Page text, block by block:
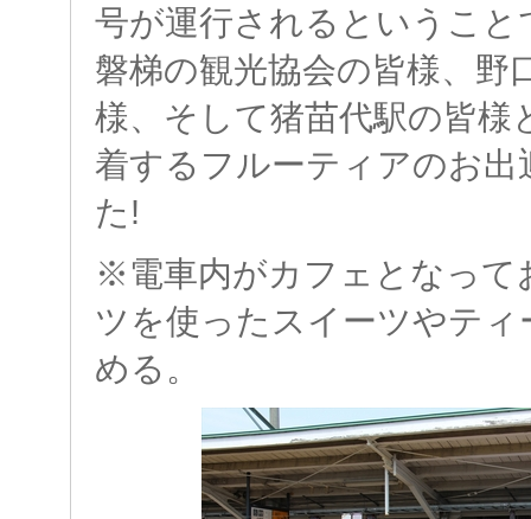
号が運行されるということ
磐梯の観光協会の皆様、野
様、そして猪苗代駅の皆様
着するフルーティアのお
た!
※電車内がカフェとなって
ツを使ったスイーツやテ
める。